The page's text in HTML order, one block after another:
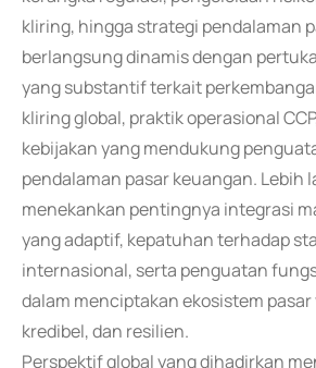
kliring, hingga strategi pendalaman
berlangsung dinamis dengan
yang substantif terkait
kliring global, praktik operasional
kebijakan yang mendukung
pendalaman pasar keuangan. Lebih
menekankan pentingnya integrasi
yang adaptif, kepatuhan terhadap
internasional, serta penguatan
dalam menciptakan ekosistem
kredibel, dan resilien.
Perspektif global yang dihadirkan